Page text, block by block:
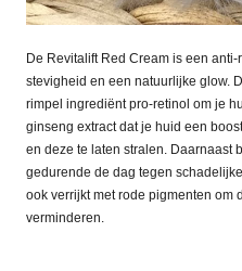
De Revitalift Red Cream is een
stevigheid en een natuurlijke glow.
rimpel ingrediënt pro-retinol om je
ginseng extract dat je huid een
en deze te laten stralen. Daarnaast
gedurende de dag tegen
ook verrijkt met rode pigmenten om
verminderen.